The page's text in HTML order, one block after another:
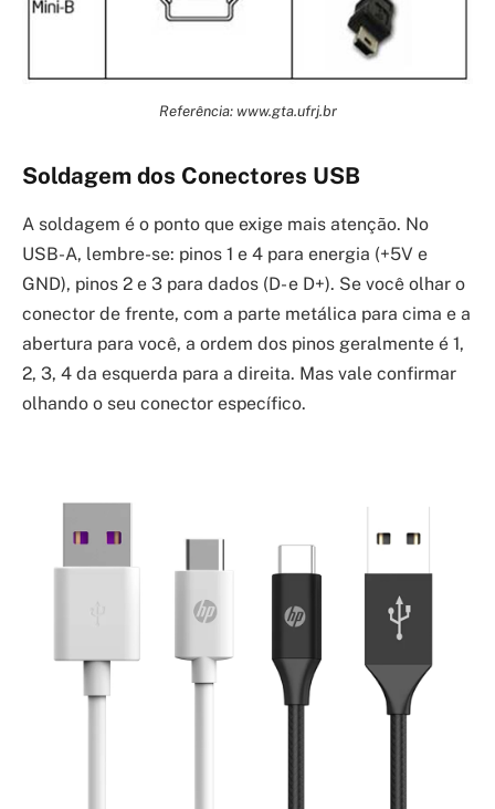
Referência: www.gta.ufrj.br
Soldagem dos Conectores USB
A soldagem é o ponto que exige mais atenção. No
USB-A, lembre-se: pinos 1 e 4 para energia (+5V e
GND), pinos 2 e 3 para dados (D- e D+). Se você olhar o
conector de frente, com a parte metálica para cima e a
abertura para você, a ordem dos pinos geralmente é 1,
2, 3, 4 da esquerda para a direita. Mas vale confirmar
olhando o seu conector específico.